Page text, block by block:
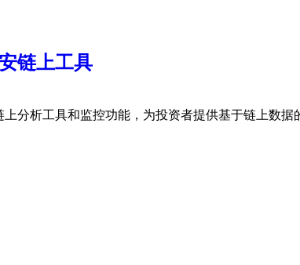
链上工具
分析工具和监控功能，为投资者提供基于链上数